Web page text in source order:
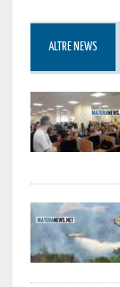
ALTRE NEWS